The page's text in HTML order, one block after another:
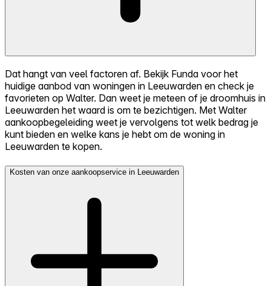
Dat hangt van veel factoren af. Bekijk Funda voor het
huidige aanbod van woningen in Leeuwarden en check je
favorieten op Walter. Dan weet je meteen of je droomhuis in
Leeuwarden het waard is om te bezichtigen. Met Walter
aankoopbegeleiding weet je vervolgens tot welk bedrag je
kunt bieden en welke kans je hebt om de woning in
Leeuwarden te kopen.
Kosten van onze aankoopservice in Leeuwarden